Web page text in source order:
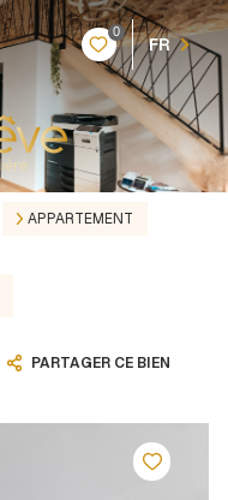
0
FR
APPARTEMENT
PARTAGER CE BIEN